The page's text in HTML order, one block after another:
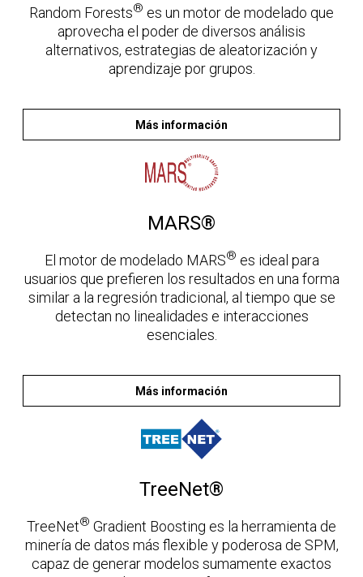
Random Forests® es un motor de modelado que
aprovecha el poder de diversos análisis
alternativos, estrategias de aleatorización y
aprendizaje por grupos.
Más información
MARS®
El motor de modelado MARS® es ideal para
usuarios que prefieren los resultados en una forma
similar a la regresión tradicional, al tiempo que se
detectan no linealidades e interacciones
esenciales.
Más información
TreeNet®
TreeNet® Gradient Boosting es la herramienta de
minería de datos más flexible y poderosa de SPM,
capaz de generar modelos sumamente exactos